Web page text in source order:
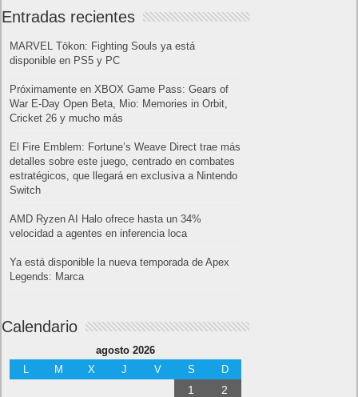
Entradas recientes
MARVEL Tōkon: Fighting Souls ya está
disponible en PS5 y PC
Próximamente en XBOX Game Pass: Gears of
War E-Day Open Beta, Mio: Memories in Orbit,
Cricket 26 y mucho más
El Fire Emblem: Fortune’s Weave Direct trae más
detalles sobre este juego, centrado en combates
estratégicos, que llegará en exclusiva a Nintendo
Switch
AMD Ryzen AI Halo ofrece hasta un 34%
velocidad a agentes en inferencia loca
Ya está disponible la nueva temporada de Apex
Legends: Marca
Calendario
agosto 2026
M X J V S D
1
2